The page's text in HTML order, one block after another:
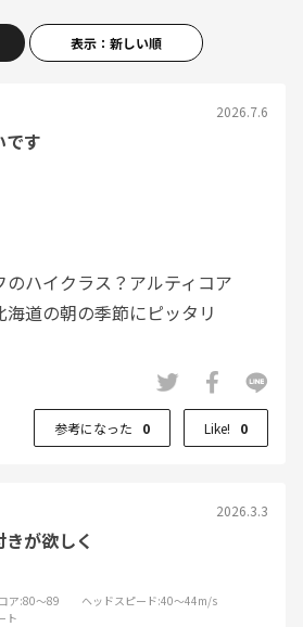
表示：新しい順
2026.7.6
す
のハイクラス？アルティコア
道の朝の季節にピッタリ
参考になった 0 Like! 0
2026.3.3
が欲しく
ア:80～89 ヘッドスピード:40～44m/s
ト